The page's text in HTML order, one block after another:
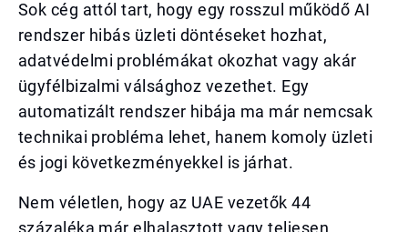
Sok cég attól tart, hogy egy rosszul működő AI
rendszer hibás üzleti döntéseket hozhat,
adatvédelmi problémákat okozhat vagy akár
ügyfélbizalmi válsághoz vezethet. Egy
automatizált rendszer hibája ma már nemcsak
technikai probléma lehet, hanem komoly üzleti
és jogi következményekkel is járhat.
Nem véletlen, hogy az UAE vezetők 44
százaléka már elhalasztott vagy teljesen